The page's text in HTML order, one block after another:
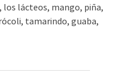
lácteos, mango, piña,
tamarindo, guaba,